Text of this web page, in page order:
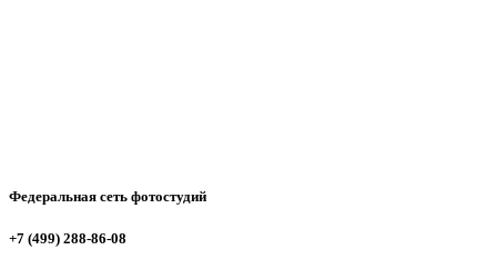
Федеральная сеть фотостудий
+7 (499) 288-86-08